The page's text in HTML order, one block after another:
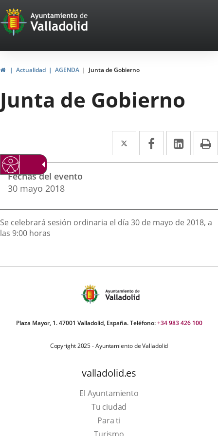
Portal
Web
del
Ayuntamiento
de
Valladolid
InicioActualidad AGENDA Junta de Gobierno
Junta de Gobierno
Twitter
Enlace
a
externa.
Facebook
Enlace
a
externa.
Enlace
a
Datos
del
evento
Fechas del evento
30 mayo 2018
Descripción
Se celebrará sesión ordinaria el día 30 de mayo de 2018, a
las 9:00 horas
Plaza Mayor, 1. 47001 Valladolid, España. Teléfono:+34 983 426 100
Copyright 2025 - Ayuntamiento de Valladolid
valladolid.es
El Ayuntamiento
Tu ciudad
Para ti
Este